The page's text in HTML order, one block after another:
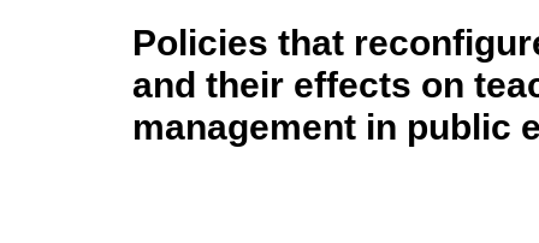
Policies that
and their effects on
management in public